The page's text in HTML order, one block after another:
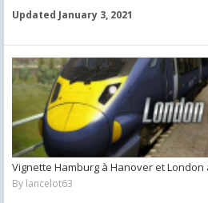
Updated January 3, 2021
Vignette Hamburg à Hanover et London
By lancelot63